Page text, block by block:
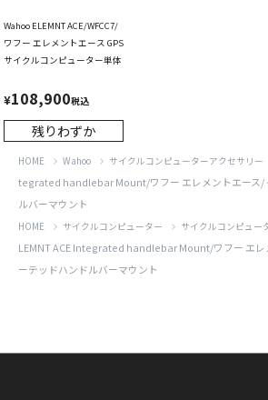
Wahoo ELEMNT ACE/WFCC7/
ワフー エレメントエース GPS
サイクルコンピューター単体
¥108,900税込
残りわずか
HOME Wahoo サイクルコンピューターアクセサリー
tegrated handlebar Mount/ワフー エレメントエース/
ルバーマウント
HOME サイクルコンピューター サイクルコンピュー
LEMNT ACE Integrated handlebar Mount/ワフー エレ
ーテッドハンドルバーマウント